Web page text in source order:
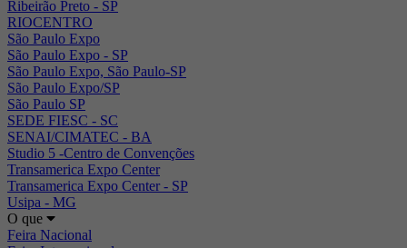
Ribeirão Preto - SP
RIOCENTRO
São Paulo Expo
São Paulo Expo - SP
São Paulo Expo, São Paulo-SP
São Paulo Expo/SP
São Paulo SP
SEDE FIESC - SC
SENAI/CIMATEC - BA
Studio 5 -Centro de Convenções
Transamerica Expo Center
Transamerica Expo Center - SP
Usipa - MG
O que
Feira Nacional